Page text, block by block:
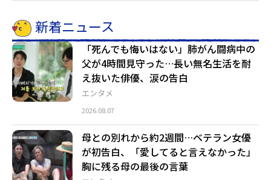
新着ニュース
エンタメ
「死んでも悔いはない」肺がん闘病中の
父が4時間見守った…長い無名生活を耐
え抜いた俳優、涙の告白
2026.08.07
母との別れから約2週間…ベテラン女優
が初告白、「愛してると言えなかった」
胸に残る母の最後の言葉